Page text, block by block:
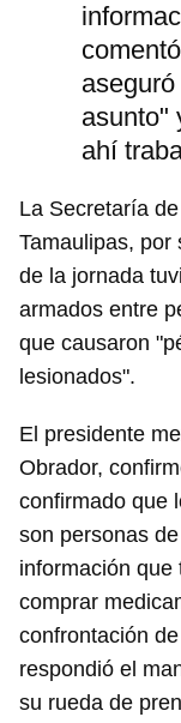
asunto"
ahí
La Secretaría
Tamaulipas, por
de la jornada
armados entre
que causaron
lesionados".
El presidente
Obrador,
confirmado que
son personas
información que
comprar
confrontación
respondió el
su rueda de